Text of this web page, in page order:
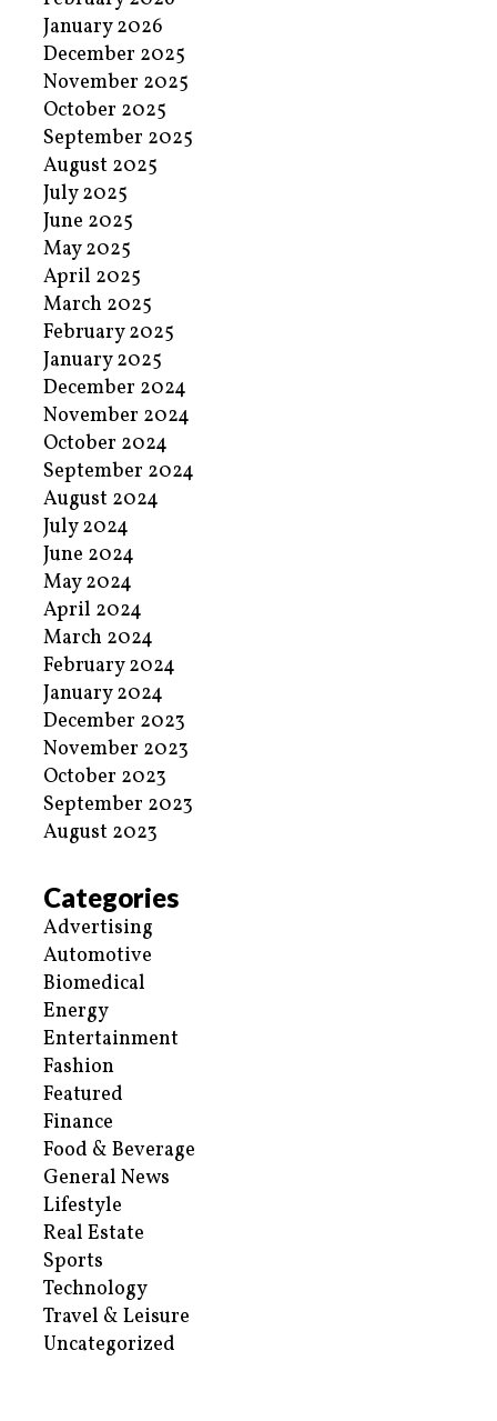
January 2026
December 2025
November 2025
October 2025
September 2025
August 2025
July 2025
June 2025
May 2025
April 2025
March 2025
February 2025
January 2025
December 2024
November 2024
October 2024
September 2024
August 2024
July 2024
June 2024
May 2024
April 2024
March 2024
February 2024
January 2024
December 2023
November 2023
October 2023
September 2023
August 2023
Categories
Advertising
Automotive
Biomedical
Energy
Entertainment
Fashion
Featured
Finance
Food & Beverage
General News
Lifestyle
Real Estate
Sports
Technology
Travel & Leisure
Uncategorized